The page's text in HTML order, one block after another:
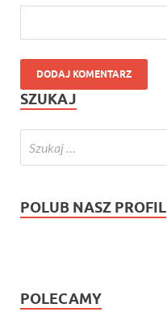
SZUKAJ
POLUB NASZ PROFIL
POLECAMY